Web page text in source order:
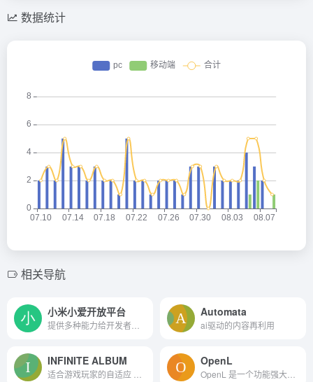
数据统计
相关导航
小米小爱开放平台 Automata
ai驱动的内容再利用
INFINITE ALBUM OpenL